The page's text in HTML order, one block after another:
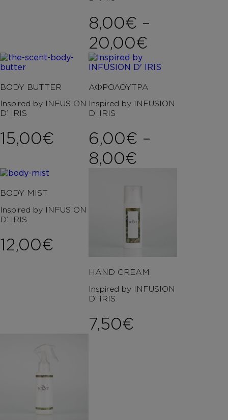
8,00€ –
20,00€
BODY BUTTER
Inspired by INFUSION
D’ IRIS
15,00€
ΑΦΡΟΛΟΥΤΡΑ
Inspired by INFUSION
D’ IRIS
6,00€ –
8,00€
BODY MIST
Inspired by INFUSION
D’ IRIS
12,00€
HAND CREAM
Inspired by INFUSION
D’ IRIS
7,50€